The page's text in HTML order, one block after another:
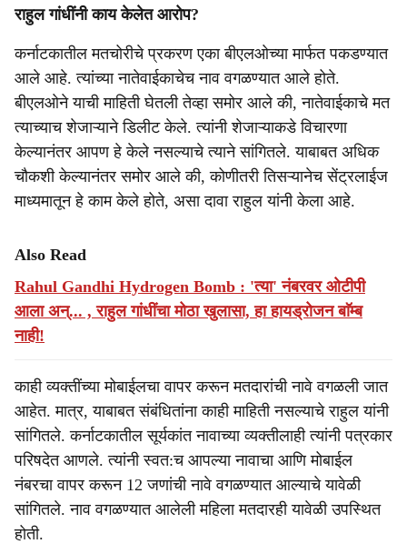
राहुल गांधींनी काय केलेत आरोप?
कर्नाटकातील मतचोरीचे प्रकरण एका बीएलओच्या मार्फत पकडण्यात
आले आहे. त्यांच्या नातेवाईकाचेच नाव वगळण्यात आले होते.
बीएलओने याची माहिती घेतली तेव्हा समोर आले की, नातेवाईकाचे मत
त्याच्याच शेजाऱ्याने डिलीट केले. त्यांनी शेजाऱ्याकडे विचारणा
केल्यानंतर आपण हे केले नसल्याचे त्याने सांगितले. याबाबत अधिक
चौकशी केल्यानंतर समोर आले की, कोणीतरी तिसऱ्यानेच सेंट्रलाईज
माध्यमातून हे काम केले होते, असा दावा राहुल यांनी केला आहे.
Also Read
Rahul Gandhi Hydrogen Bomb : 'त्या' नंबरवर ओटीपी
आला अन्... , राहुल गांधींचा मोठा खुलासा, हा हायड्रोजन बाॅम्ब
नाही!
काही व्यक्तींच्या मोबाईलचा वापर करून मतदारांची नावे वगळली जात
आहेत. मात्र, याबाबत संबंधितांना काही माहिती नसल्याचे राहुल यांनी
सांगितले. कर्नाटकातील सूर्यकांत नावाच्या व्यक्तीलाही त्यांनी पत्रकार
परिषदेत आणले. त्यांनी स्वत:च आपल्या नावाचा आणि मोबाईल
नंबरचा वापर करून 12 जणांची नावे वगळण्यात आल्याचे यावेळी
सांगितले. नाव वगळण्यात आलेली महिला मतदारही यावेळी उपस्थित
होती.